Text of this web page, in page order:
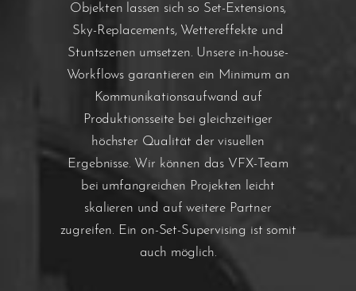
Objekten lassen sich so Set-Extensions,
Sky-Replacements, Wettereffekte und
Stuntszenen umsetzen. Unsere in-house-
Workflows garantieren ein Minimum an
Kommunikationsaufwand auf
Produktionsseite bei gleichzeitiger
höchster Qualität der visuellen
Ergebnisse. Wir können das VFX-Team
bei umfangreichen Projekten leicht
skalieren und auf weitere Partner
zugreifen. Ein on-Set-Supervising ist somit
auch möglich.